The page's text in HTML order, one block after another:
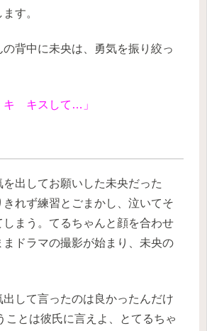
す。
背中に未央は、勇気を振り絞っ
キ キスして…」
出してお願いした未央だった
れず練習とごまかし、泣いてそ
まう。てるちゃんと顔を合わせ
まドラマの撮影が始まり、未央の
して言ったのは良かったんだけ
ことは彼氏に言えよ、とてるちゃ